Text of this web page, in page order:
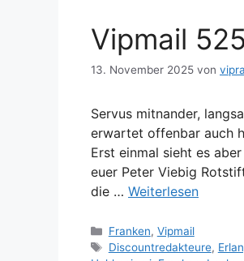
Vipmail 525
13. November 2025 von
Servus mitnander,
erwartet offenbar auch
Erst einmal sieht es
euer Peter Viebig
die … Weiterlesen
Kategorien
Franken, Vipmail
Schlagwörter
Discountredakteure,